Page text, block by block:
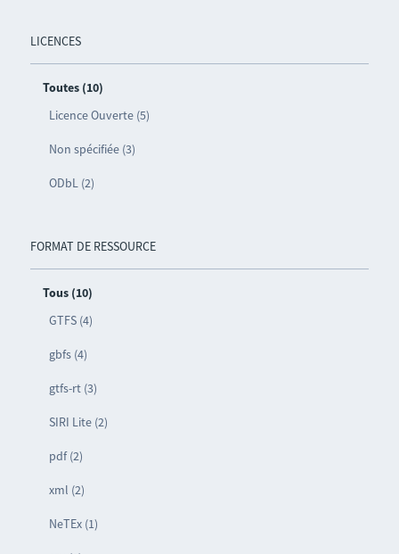
LICENCES
Toutes (10)
Licence Ouverte (5)
Non spécifiée (3)
ODbL (2)
FORMAT DE RESSOURCE
Tous (10)
GTFS (4)
gbfs (4)
gtfs-rt (3)
SIRI Lite (2)
pdf (2)
xml (2)
NeTEx (1)